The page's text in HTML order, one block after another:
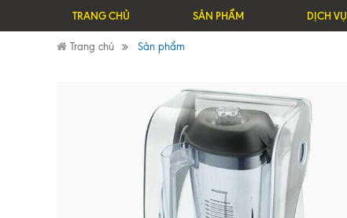
TRANG CHỦ SẢN PHẨM DỊCH VỤ
Trang chủ Sản phẩm